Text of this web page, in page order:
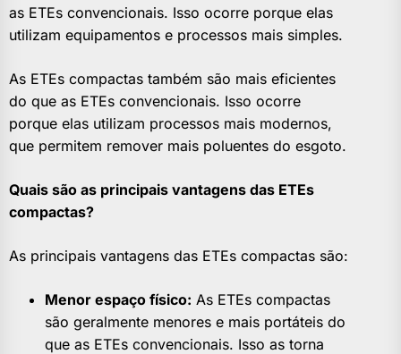
as ETEs convencionais. Isso ocorre porque elas
utilizam equipamentos e processos mais simples.
As ETEs compactas também são mais eficientes
do que as ETEs convencionais. Isso ocorre
porque elas utilizam processos mais modernos,
que permitem remover mais poluentes do esgoto.
Quais são as principais vantagens das ETEs
compactas?
As principais vantagens das ETEs compactas são:
Menor espaço físico: As ETEs compactas
são geralmente menores e mais portáteis do
que as ETEs convencionais. Isso as torna